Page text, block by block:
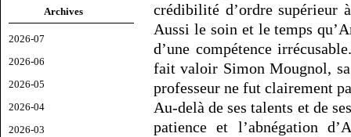
Archives
2026-07
2026-06
2026-05
2026-04
2026-03
crédibilité d’ordre supérieur
Aussi le soin et le temps
d’une compétence
fait valoir Simon Mougnol,
professeur ne fut clairement
Au-delà de ses talents et de
patience et l’abnégation